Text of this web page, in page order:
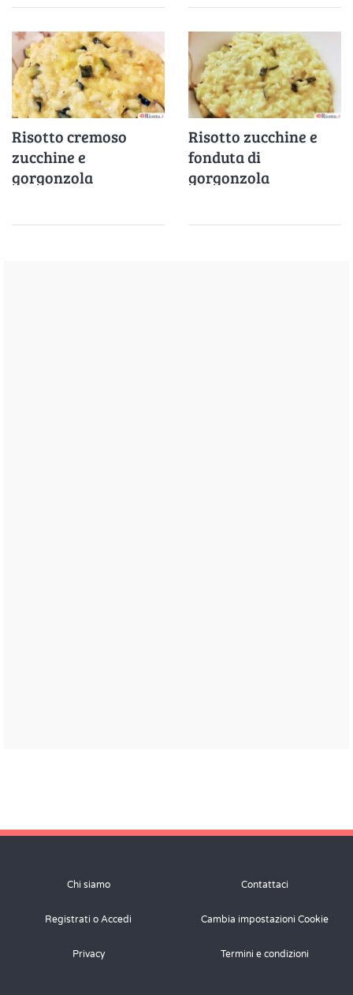
Risotto cremoso
zucchine e
gorgonzola
Risotto zucchine e
fonduta di
gorgonzola
Chi siamo Contattaci
Registrati o Accedi Cambia impostazioni Cookie
Privacy Termini e condizioni